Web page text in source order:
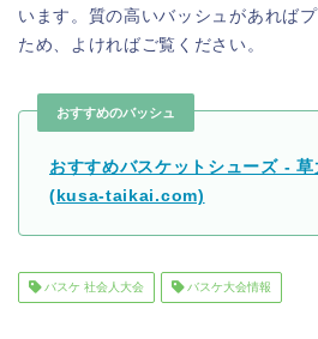
います。質の高いバッシュがあれば
ため、よければご覧ください。
おすすめのバッシュ
おすすめバスケットシューズ -
(kusa-taikai.com)
バスケ 社会人大会 バスケ大会情報